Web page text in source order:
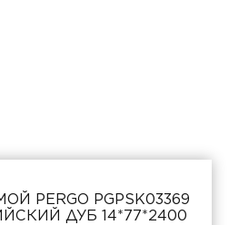
PERGO PGPSK03369
ДУБ 14*77*2400